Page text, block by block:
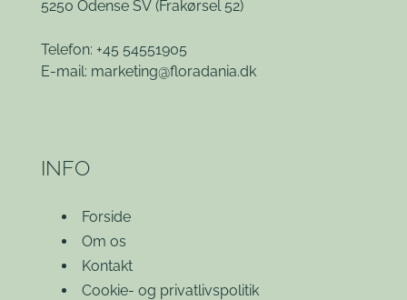
5250 Odense SV (Frakørsel 52)
Telefon: +45 54551905
E-mail: marketing@floradania.dk
INFO
Forside
Om os
Kontakt
Cookie- og privatlivspolitik